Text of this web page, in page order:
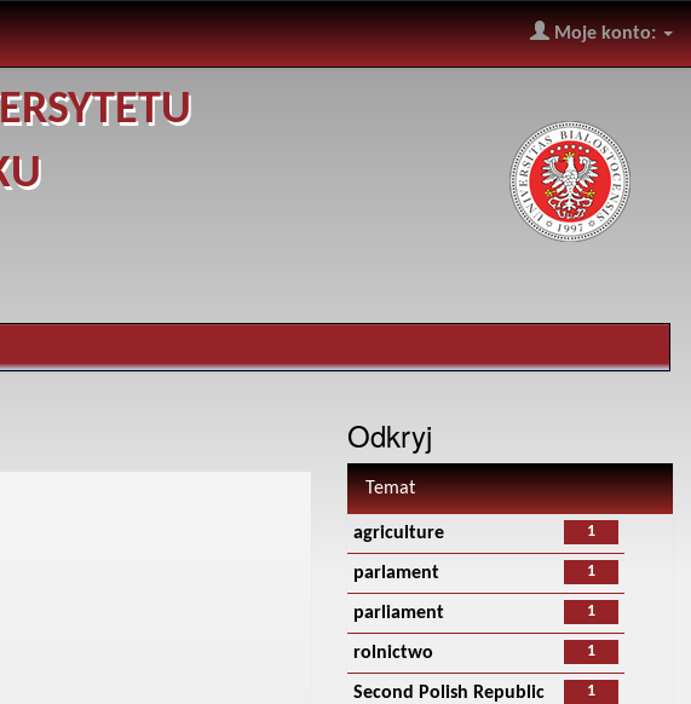
Moje konto:
Odkryj
Temat
1
agriculture
1
parlament
1
parliament
1
rolnictwo
1
Second Polish Republic